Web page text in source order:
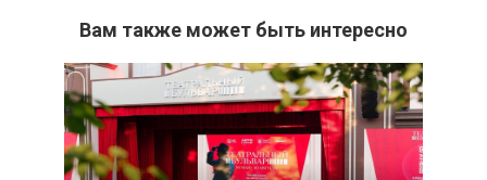
Вам также может быть интересно